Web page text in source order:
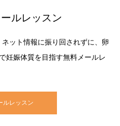
ルレッスン
ット情報に振り回されずに、卵
妊娠体質を目指す無料メールレ
ルレッスン